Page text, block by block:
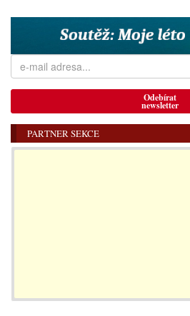
Odebírat
newsletter
PARTNER SEKCE